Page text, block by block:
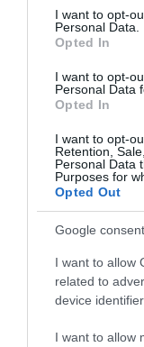
consent section.
I want to opt-
Personal Data.
Opted In
I want to opt-
Personal Data
Opted In
I want to opt-
Retention,
Personal Data
Purposes for
Opted Out
Google
I want to allow
related to
device
I want to allow
Σ. Καλαφάτης: «Η
Τεχνητή
νέα τεχνολογία,
μια νέα
επανάσταση»
31.07.2026
Νέος οδηγός του
για τη
των ελληνικών
επιχειρήσεων στον
χώρο της άμυνας
31.07.2026
Η πιο
καλοκαιριού
υπογραφή της
ΟΛΗ Η